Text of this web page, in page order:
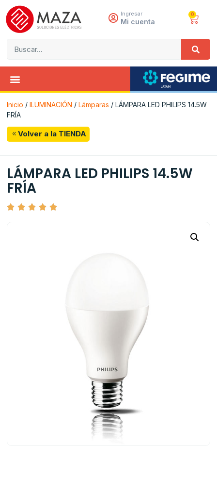
Ingresar
Mi cuenta
0
Inicio / ILUMINACIÓN / Lámparas / LÁMPARA LED PHILIPS 14.5W
FRÍA
Volver a la TIENDA
LÁMPARA LED PHILIPS 14.5W
FRÍA